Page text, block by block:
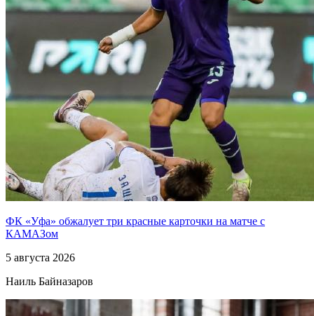
ФК «Уфа» обжалует три красные карточки на матче с
КАМАЗом
5 августа 2026
Наиль Байназаров